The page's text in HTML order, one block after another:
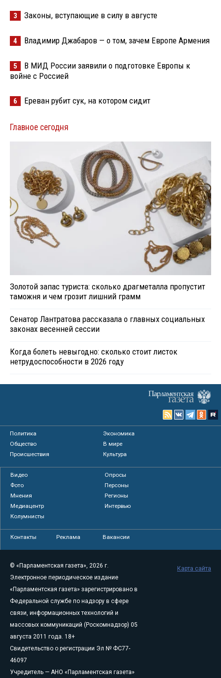
3 Законы, вступающие в силу в августе
4 Владимир Джабаров — о том, зачем Европе Армения
5
В МИД России заявили о подготовке Европы к
войне с Россией
6 Ереван рубит сук, на котором сидит
Главное сегодня
Золотой запас туриста: сколько драгметалла пропустит
таможня и чем грозит лишний грамм
Сенатор Лантратова рассказала о главных социальных
законах весенней сессии
Когда болеть невыгодно: сколько стоит листок
нетрудоспособности в 2026 году
Политика
Экономика
Общество
В мире
Происшествия
Культура
Видео
Опросы
Фото
Персоны
Мнения
Регионы
Медиацентр
Интервью
Колумнисты
Контакты Реклама Вакансии
© «Парламентская газета», 2026 г.
Электронное периодическое издание
«Парламентская газета» зарегистрировано в
Федеральной службе по надзору в сфере
связи, информационных технологий и
массовых коммуникаций (Роскомнадзор) 05
августа 2011 года. 18+
Свидетельство о регистрации Эл № ФС77-
46097
Учредитель — АНО «Парламентская газета»
Карта сайта